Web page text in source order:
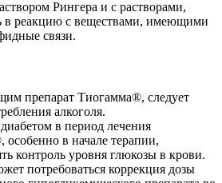
Рингера и с растворами,
в реакцию с веществами, имеющими
связи.
препарат Тиогамма®, следует
алкоголя.
в период лечения
в начале терапии,
контроль уровня глюкозы в крови.
потребоваться коррекция дозы